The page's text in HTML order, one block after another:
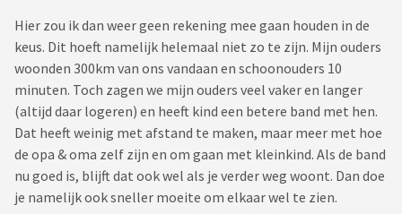
Hier zou ik dan weer geen rekening mee gaan houden in de
keus. Dit hoeft namelijk helemaal niet zo te zijn. Mijn ouders
woonden 300km van ons vandaan en schoonouders 10
minuten. Toch zagen we mijn ouders veel vaker en langer
(altijd daar logeren) en heeft kind een betere band met hen.
Dat heeft weinig met afstand te maken, maar meer met hoe
de opa & oma zelf zijn en om gaan met kleinkind. Als de band
nu goed is, blijft dat ook wel als je verder weg woont. Dan doe
je namelijk ook sneller moeite om elkaar wel te zien.